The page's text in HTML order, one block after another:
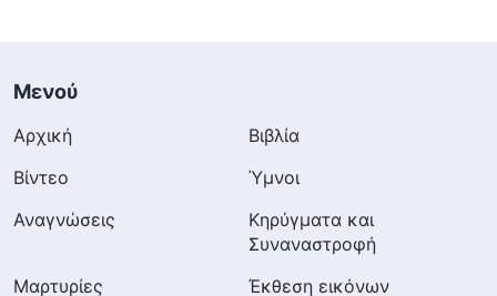
Μενού
Αρχική
Βιβλία
Βίντεο
Ύμνοι
Αναγνώσεις
Κηρύγματα και
Συναναστροφή
Μαρτυρίες
Έκθεση εικόνων